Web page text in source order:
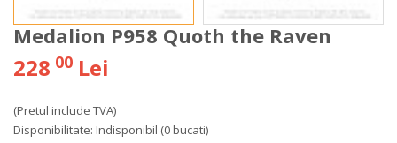
Medalion P958 Quoth the Raven
228 00 Lei
(Pretul include TVA)
Disponibilitate: Indisponibil (0 bucati)